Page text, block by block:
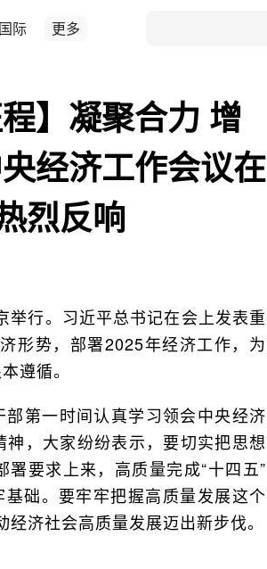
国际 更多
】凝聚合力 增
经济工作会议在
烈反响
行。习近平总书记在会上发表重
形势，部署2025年经济工作，为
遵循。
第一时间认真学习领会中央经济
，大家纷纷表示，要切实把思想
要求上来，高质量完成“十四五”
础。要牢牢把握高质量发展这个
经济社会高质量发展迈出新步伐。